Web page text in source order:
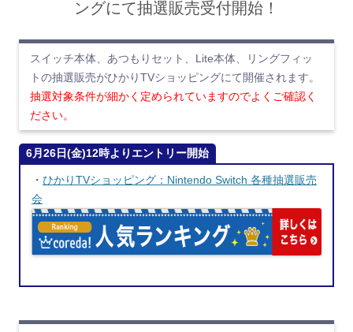
ングにて抽選販売受付開始！
スイッチ本体、あつもりセット、Lite本体、リングフィッ
トの抽選販売がひかりTVショッピングにて開催されます。
抽選対象条件が細かく定められていますのでよくご確認く
ださい。
6月26日(金)12時よりエントリー開始
・ ひかりTVショッピング：Nintendo Switch 各種抽選販売
会